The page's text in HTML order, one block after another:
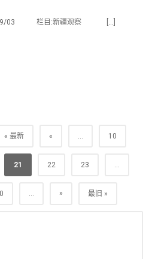
09/03 栏目:新疆观察 […]
« 最新 « ... 10
21 22 23 ...
... » 最旧 »